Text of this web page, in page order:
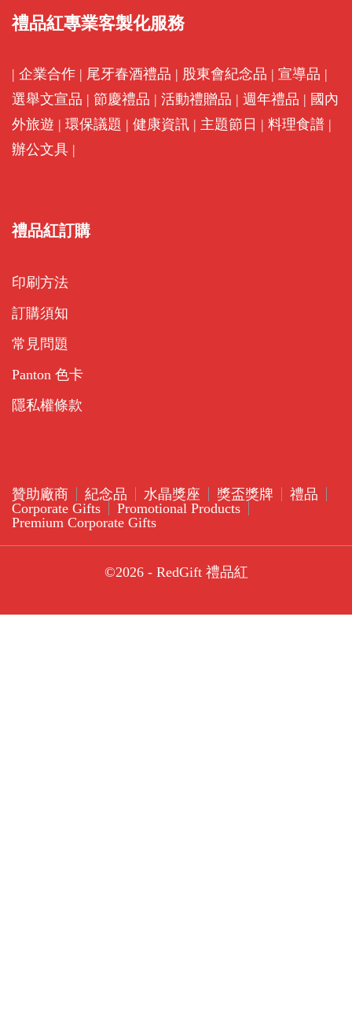
禮品紅專業客製化服務
| 企業合作 | 尾牙春酒禮品 | 股東會紀念品 | 宣導品 |
選舉文宣品 | 節慶禮品 | 活動禮贈品 | 週年禮品 | 國內
外旅遊 | 環保議題 | 健康資訊 | 主題節日 | 料理食譜 |
辦公文具 |
禮品紅訂購
印刷方法
訂購須知
常見問題
Panton 色卡
隱私權條款
贊助廠商 紀念品 水晶獎座 獎盃獎牌
禮品
Corporate Gifts
Promotional Products
Premium Corporate Gifts
©2026 - RedGift 禮品紅